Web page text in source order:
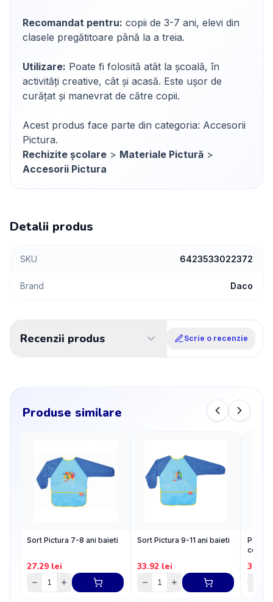
Recomandat pentru: copii de 3-7 ani, elevi din
clasele pregătitoare până la a treia.
Utilizare: Poate fi folosită atât la școală, în
activități creative, cât și acasă. Este ușor de
curățat și manevrat de către copii.
Acest produs face parte din categoria: Accesorii
Pictura.
Rechizite școlare > Materiale Pictură >
Accesorii Pictura
Detalii produs
SKU 6423533022372
Brand Daco
Recenzii produs Scrie o recenzie
Produse similare
Sort Pictura 7-8 ani baieti
27.29 lei
Sort Pictura 9-11 ani baieti
33.92 lei
Pahar
3.52